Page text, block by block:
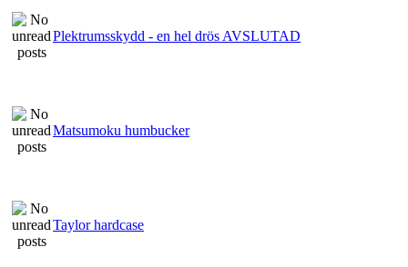
Plektrumsskydd - en hel drös AVSLUTAD
Matsumoku humbucker
Taylor hardcase